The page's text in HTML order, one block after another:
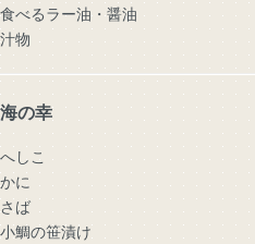
食べるラー油・醤油
汁物
海の幸
へしこ
かに
さば
小鯛の笹漬け